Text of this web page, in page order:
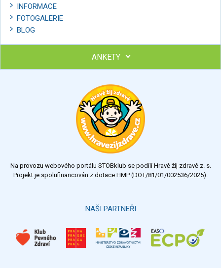
INFORMACE
FOTOGALERIE
BLOG
ANKETY
Výsledky Všechny ankety
Na provozu webového portálu STOBklub se podílí Hravě žij zdravě z. s.
Projekt je spolufinancován z dotace HMP (DOT/81/01/002536/2025).
NAŠI PARTNEŘI